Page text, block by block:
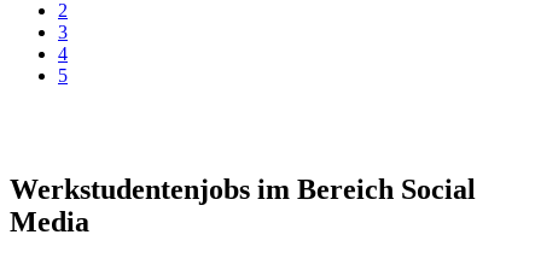
2
3
4
5
Werkstudentenjobs im Bereich Social
Media